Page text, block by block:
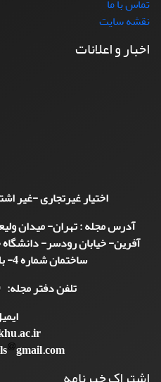
تماس با ما
نقشه سایت
اخبار و اعلانات
اختیار غیرتجاری -غیر
آدرس مجله : تهران- میدان
آفرین- خیابان رودسر-
ساختمان شماره 4- بلوک 3- طبقه چهارم
تلفن دفتر مجله: 88924339 -021
gmail.com